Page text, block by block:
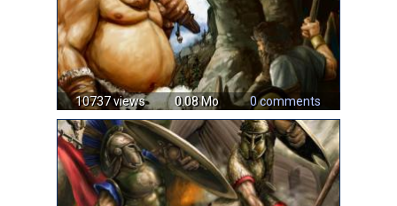
10737 views 0.08 Mo 0 comments